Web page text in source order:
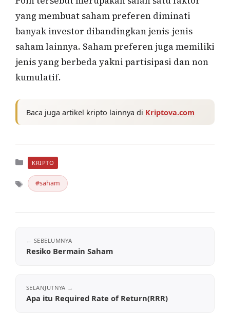
yang membuat saham preferen diminati
banyak investor dibandingkan jenis-jenis
saham lainnya. Saham preferen juga memiliki
jenis yang berbeda yakni partisipasi dan non
kumulatif.
Baca juga artikel kripto lainnya di Kriptova.com
Kategori
KRIPTO
Tag saham
Resiko Bermain Saham
Apa itu Required Rate of Return(RRR)